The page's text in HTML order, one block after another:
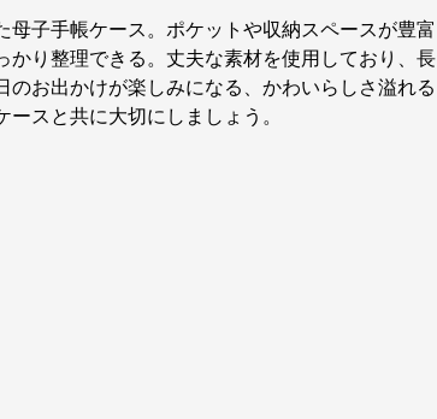
子手帳ケース。ポケットや収納スペースが豊富
かり整理できる。丈夫な素材を使用しており、長
お出かけが楽しみになる、かわいらしさ溢れる
スと共に大切にしましょう。